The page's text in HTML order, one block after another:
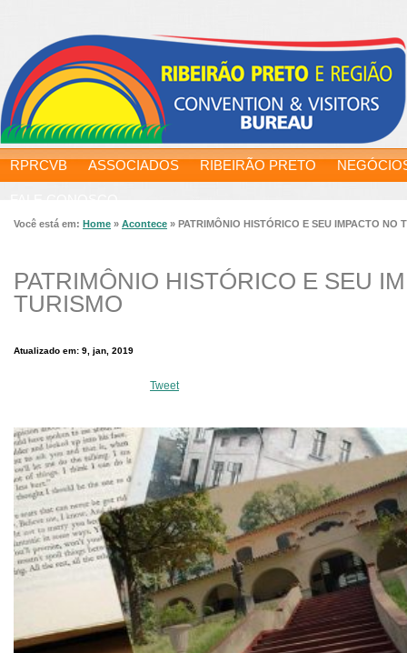
RPRCVB ASSOCIADOS RIBEIRÃO PRETO
Você está em: Home » Acontece » PATRIMÔNIO HISTÓRICO E SEU IMPACTO NO
PATRIMÔNIO HISTÓRICO E SEU
TURISMO
Atualizado em: 9, jan, 2019
Tweet